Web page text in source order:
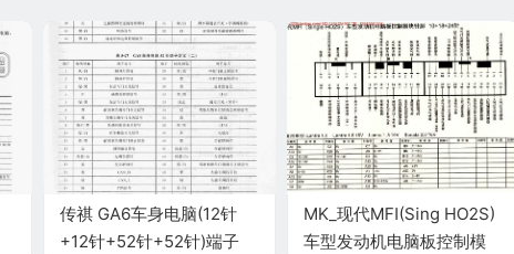
传祺 GA6车身电脑(12针
+12针+52针+52针)端子
MK_现代MFI(Sing HO2S)
车型发动机电脑板控制模